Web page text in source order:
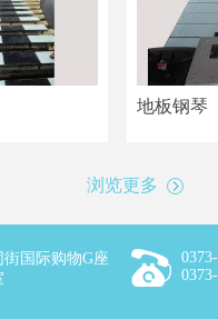
地板钢琴
浏览更多
街国际购物G座